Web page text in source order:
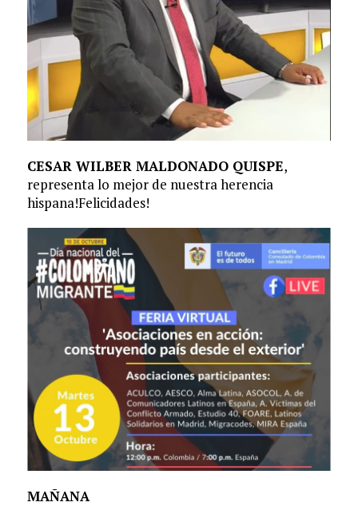
CESAR WILBER MALDONADO QUISPE,
representa lo mejor de nuestra herencia
hispana!Felicidades!
MAÑANA